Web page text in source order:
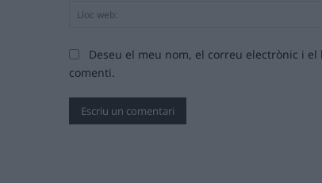
Deseu el meu nom, el correu electrònic i
comenti.